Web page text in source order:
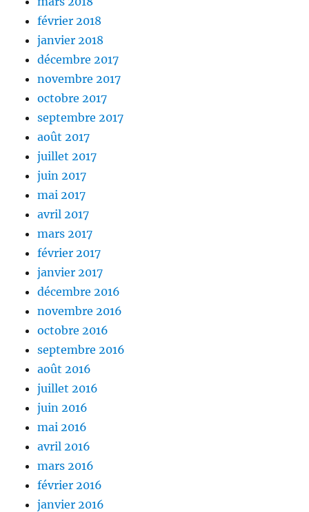
février 2018
janvier 2018
décembre 2017
novembre 2017
octobre 2017
septembre 2017
août 2017
juillet 2017
juin 2017
mai 2017
avril 2017
mars 2017
février 2017
janvier 2017
décembre 2016
novembre 2016
octobre 2016
septembre 2016
août 2016
juillet 2016
juin 2016
mai 2016
avril 2016
mars 2016
février 2016
janvier 2016